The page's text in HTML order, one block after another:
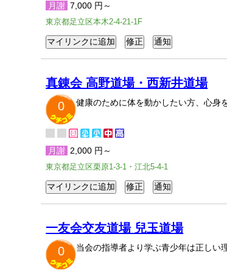
月謝 7,000 円～
東京都足立区本木2-4-21-1F
真錬会 高野道場・西新井道場
0
健康のために体を動かしたい方、心身
月謝 2,000 円～
東京都足立区栗原1-3-1・江北5-4-1
一友会交友道場 兒玉道場
0
当会の指導者より学ぶ青少年は正しい